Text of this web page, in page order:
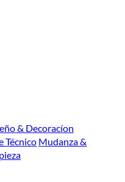
& Decoracíon
Técnico Mudanza &